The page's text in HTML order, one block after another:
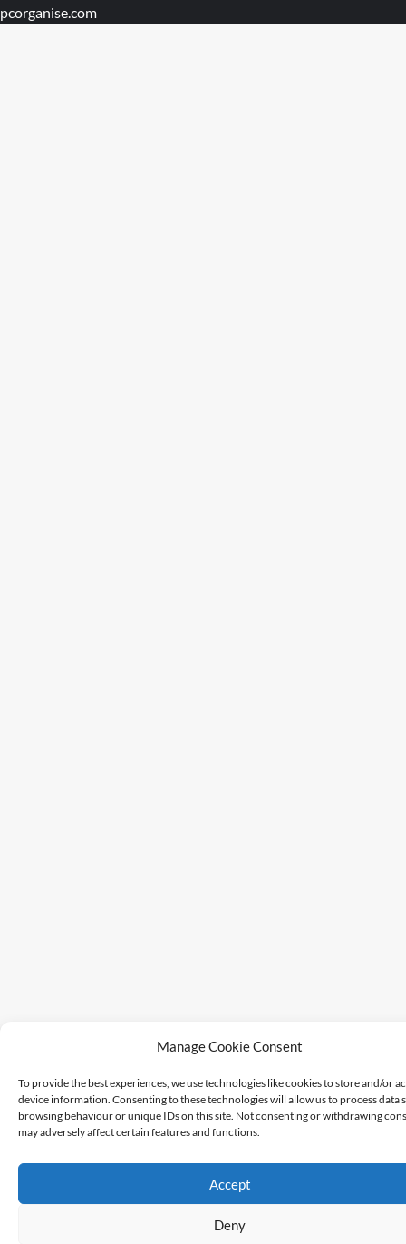
Manage Cookie Consent
To provide the best experiences, we use technologies like cookies to store and/or
device information. Consenting to these technologies will allow us to process data
browsing behaviour or unique IDs on this site. Not consenting or withdrawing
may adversely affect certain features and functions.
Accept
Deny
pcorganise.com